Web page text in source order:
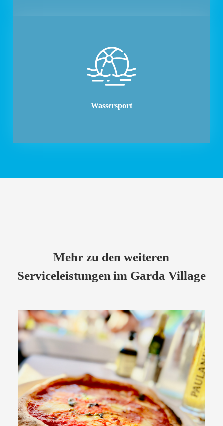
Wassersport
Mehr zu den weiteren
Serviceleistungen im Garda Village
Gastronomie
Bars und Restaurants mit Pizza und italienischer
Küche
Guten Appetit!